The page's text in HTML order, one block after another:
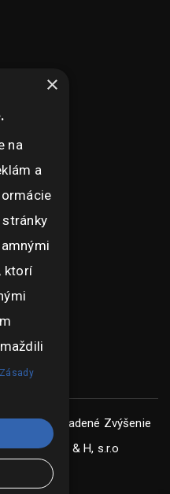
práva vyhradené Zvýšenie
G & H, s.r.o
×
na
a
ktorí
Zásady